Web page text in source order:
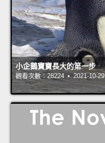
小企鵝寶寶長大的第一步
觀看次數：28224 • 2021-10-29